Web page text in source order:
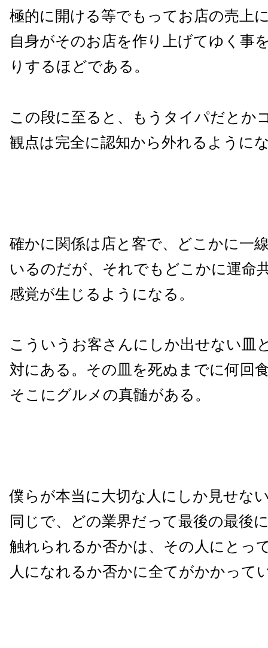
極的に開ける等でもってお店の売上
自身がそのお店を作り上げてゆく事
りするほどである。
この段に至ると、もうタイパだとか
観点は完全に認知から外れるように
確かに関係は店と客で、どこかに一
いるのだが、それでもどこかに運命
感覚が生じるようになる。
こういうお客さんにしか出せない皿
対にある。その皿を死ぬまでに何回
そこにグルメの真髄がある。
僕らが本当に大切な人にしか見せな
同じで、どの業界だって最後の最後
触れられるか否かは、その人にとっ
人になれるか否かに全てがかかって